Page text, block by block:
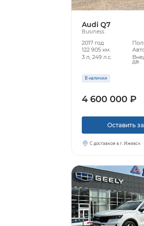
Audi Q7
Business
2017 год
122 905 км.
3 л, 249 л.с.
дв.
В наличии
4 600 000 ₽
Оставить
С доставкой в г. Ижевск